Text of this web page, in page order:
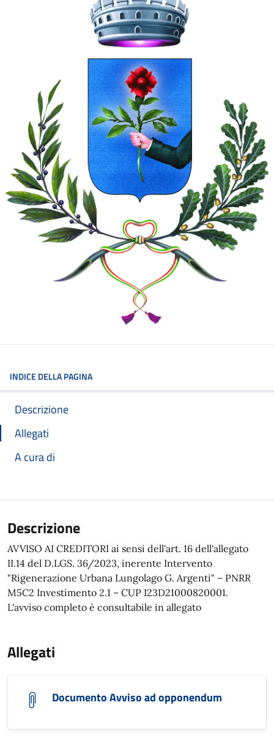
INDICE DELLA PAGINA
Descrizione
Allegati
A cura di
Descrizione
AVVISO AI CREDITORI ai sensi dell'art. 16 dell'allegato
II.14 del D.LGS. 36/2023, inerente Intervento
"Rigenerazione Urbana Lungolago G. Argenti" – PNRR
M5C2 Investimento 2.1 – CUP I23D21000820001.
L'avviso completo è consultabile in allegato
Allegati
Documento Avviso ad opponendum